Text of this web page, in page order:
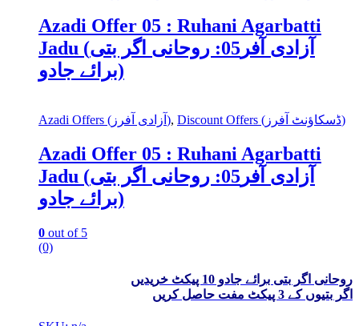
Azadi Offer 05 : Ruhani Agarbatti
Jadu (آزادی آفر05: روحانی اگر بتی
برائے جادو)
Azadi Offers (آزادی آفرز), Discount Offers (ڈسکاؤنٹ آفرز)
Azadi Offer 05 : Ruhani Agarbatti
Jadu (آزادی آفر05: روحانی اگر بتی
برائے جادو)
0 out of 5
(0)
روحانی اگر بتی برائے جادو 10 پیکٹ خریدیں
اگر بتیوں کے 3 پیکٹ مفت حاصل کریں